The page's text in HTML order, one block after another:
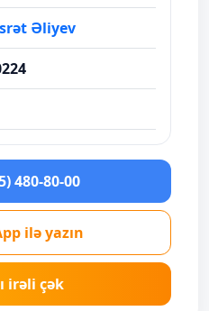
Əliyev
480-80-00
ilə yazın
irəli çək